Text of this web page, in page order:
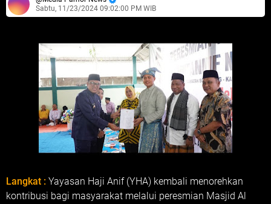
Sabtu, 11/23/2024 09:02:00 PM WIB
Langkat : Yayasan Haji Anif (YHA) kembali menorehkan
kontribusi bagi masyarakat melalui peresmian Masjid Al